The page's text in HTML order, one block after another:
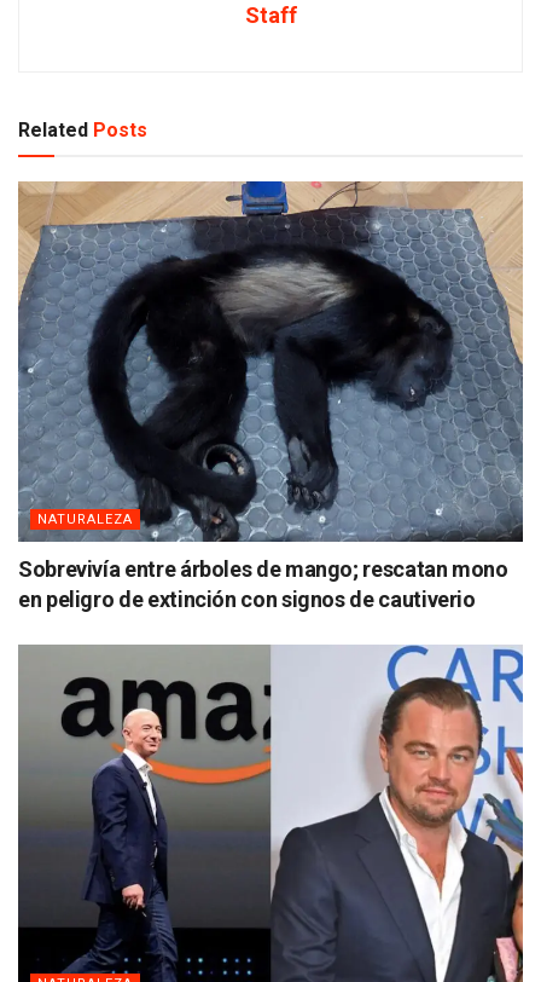
Staff
Related Posts
NATURALEZA
Sobrevivía entre árboles de mango; rescatan mono
en peligro de extinción con signos de cautiverio